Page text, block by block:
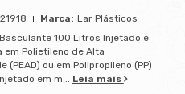
21918
Lar Plásticos
100 Litros Injetado é
em Polietileno de Alta
(PEAD) ou em Polipropileno (PP)
em m... Leia mais